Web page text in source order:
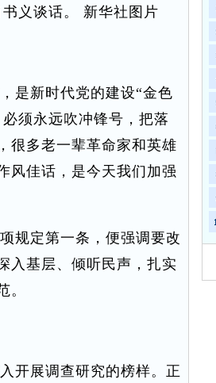
义谈话。 新华社图片
是新时代党的建设“金色
须永远吹冲锋号，把落
很多老一辈革命家和英雄
风佳话，是今天我们加强
规定第一条，便强调要改
入基层、倾听民声，扎实
。
开展调查研究的榜样。正